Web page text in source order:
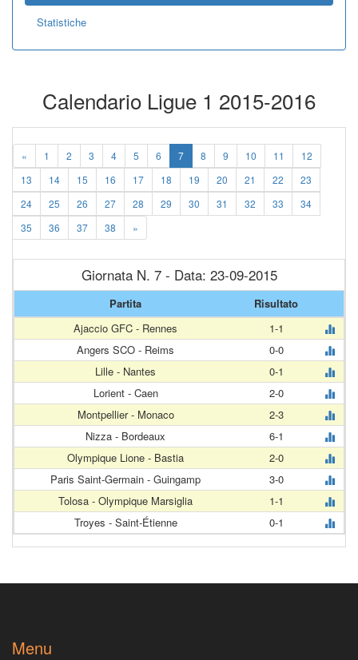
Statistiche
Calendario Ligue 1 2015-2016
« 1 2 3 4 5 6 7 8 9 10 11
12
13
14 15 16 17 18 19 20 21 22
23
24
25 26 27 28 29 30 31 32 33
34
35
36 37 38 »
Giornata N. 7 - Data: 23-09-2015
Partita
Risultato
Ajaccio GFC - Rennes
1-1
Angers SCO - Reims
0-0
Lille - Nantes
0-1
Lorient - Caen
2-0
Montpellier - Monaco
2-3
Nizza - Bordeaux
6-1
Olympique Lione - Bastia
2-0
Paris Saint-Germain - Guingamp
3-0
Tolosa - Olympique Marsiglia
1-1
Troyes - Saint-Étienne
0-1
Menu